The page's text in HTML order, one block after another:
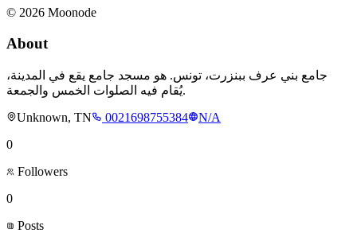
© 2026 Moonode
About
جامع بني عرف ببنزرت، تونس. هو مسجد جامع يقع في المدينة،
يُقام فيه الصلوات الخمس والجمعة.
Unknown, TN
0021698755384
N/A
0
Followers
0
Posts